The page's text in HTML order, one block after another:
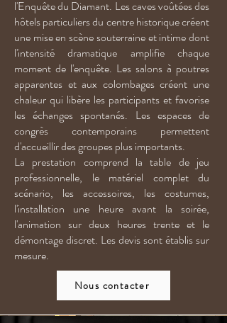
l'Enquête du Diamant. Les caves voûtées des
hôtels particuliers du centre historique créent
une mise en scène souterraine et intime dont
l'intensité dramatique amplifie chaque
moment de l'enquête. Les salons à poutres
apparentes et aux colombages créent une
chaleur qui libère les participants et favorise
les échanges spontanés. Les espaces de
congrès contemporains permettent
d'accueillir des groupes plus importants.
La prestation comprend la table de jeu
professionnelle, le matériel complet du
scénario, les accessoires, les costumes,
l'installation une heure avant la soirée,
l'animation sur deux heures trente et le
démontage discret. Les devis sont établis sur
mesure.
Nous contacter